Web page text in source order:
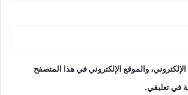
والموقع الإلكتروني في هذا المتصفح
في تعليقي.